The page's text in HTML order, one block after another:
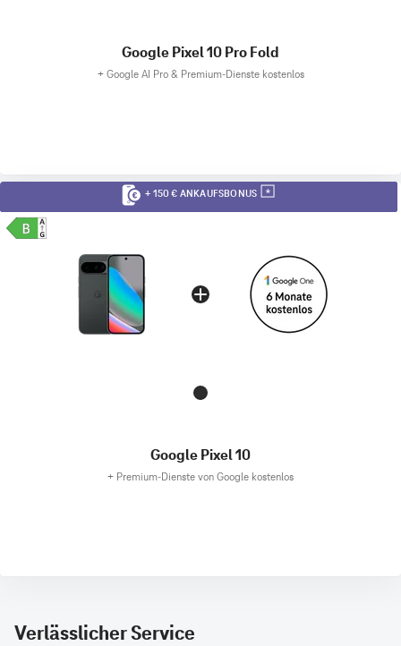
Google Pixel 10 Pro Fold
+ Google AI Pro & Premium-Dienste kostenlos
+ 150 € ANKAUFSBONUS
Google Pixel 10
+ Premium-Dienste von Google kostenlos
Verlässlicher Service